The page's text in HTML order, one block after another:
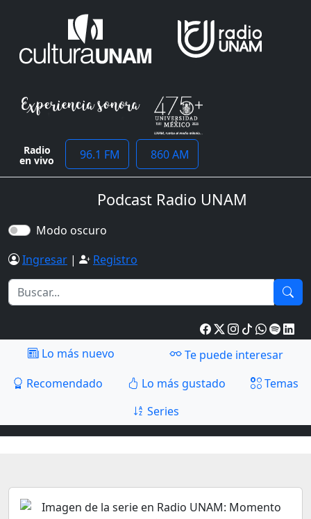
Radio
en vivo 96.1 FM 860 AM
Podcast Radio UNAM
Modo oscuro
Ingresar | Registro
Lo más nuevo
Te puede interesar
Recomendado
Lo más gustado
Temas
Series